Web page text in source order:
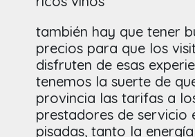
también hay que tener
precios para que los
disfruten de esas
tenemos la suerte de
provincia las tarifas a
prestadores de servicio
pisadas, tanto la